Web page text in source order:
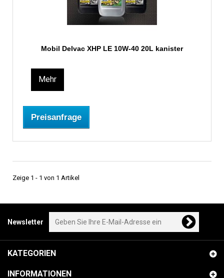
Mobil Delvac XHP LE 10W-40 20L kanister
Mehr
Preisanfrage
Zeige 1 - 1 von 1 Artikel
Newsletter
KATEGORIEN
INFORMATIONEN